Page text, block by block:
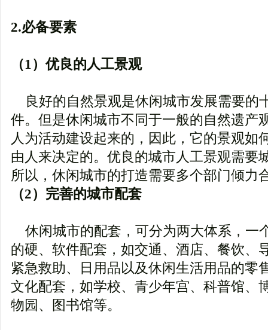
2.必备要素
（1）优良的人工景观
良好的自然景观是休闲城市发展需要的
件。但是休闲城市不同于一般的自然遗产
人为活动建设起来的，因此，它的景观如
由人来决定的。优良的城市人工景观需要
所以，休闲城市的打造需要多个部门倾力
（2）完善的城市配套
休闲城市的配套，可分为两大体系，一
的硬、软件配套，如交通、酒店、餐饮、
紧急救助、日用品以及休闲生活用品的零
文化配套，如学校、青少年宫、科普馆、
物园、图书馆等。